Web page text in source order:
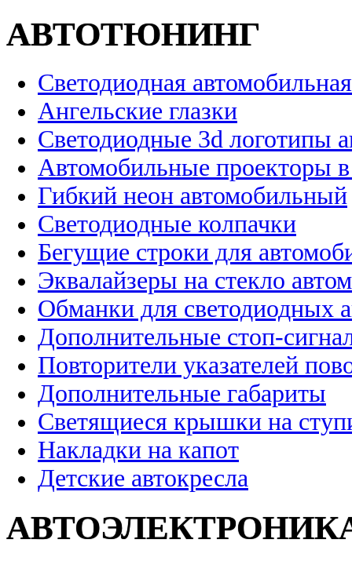
АВТОТЮНИНГ
Светодиодная
Ангельские глазки
Светодиодные 3d логотипы
Автомобильные проекторы
Гибкий неон автомобильный
Светодиодные колпачки
Бегущие строки для
Эквалайзеры на стекло
Обманки для светодиодных
Дополнительные стоп-
Повторители указателей
Дополнительные габариты
Светящиеся крышки на
Накладки на капот
Детские автокресла